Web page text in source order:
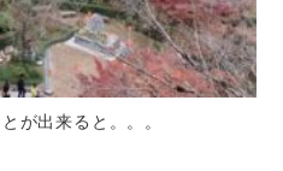
が出来ると。。。